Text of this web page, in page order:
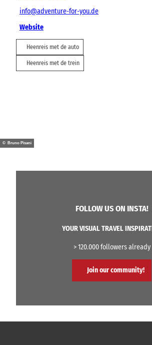
info@adventure-for-you.de
Website
Heenreis met de auto
Heenreis met de trein
© Bruno Pisani
FOLLOW US ON INSTA!
YOUR VISUAL TRAVEL
> 120.000 followers already
Join our community!